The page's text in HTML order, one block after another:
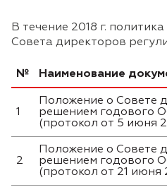
В течение 2018 г.
Совета директоров
№ Наименование
1
Положение о Совете
решением годового
(протокол от 5 июня
2
Положение о Совете
решением годового
(протокол от 21 июня